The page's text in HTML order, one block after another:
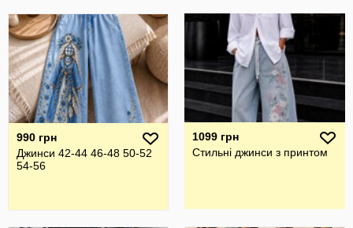
990 грн
Джинси 42-44 46-48 50-52
54-56
1099 грн
Стильні джинси з принтом